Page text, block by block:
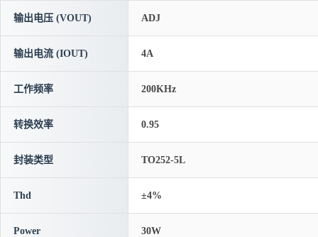
输出电压 (VOUT) ADJ
输出电流 (IOUT) 4A
工作频率 200KHz
转换效率 0.95
封装类型 TO252-5L
Thd ±4%
Power 30W